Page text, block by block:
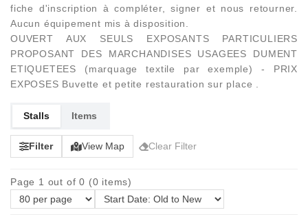
fiche d'inscription à compléter, signer et nous retourner.
Aucun équipement mis à disposition.
OUVERT AUX SEULS EXPOSANTS PARTICULIERS
PROPOSANT DES MARCHANDISES USAGEES DUMENT
ETIQUETEES (marquage textile par exemple) - PRIX
EXPOSES Buvette et petite restauration sur place .
Stalls Items
Filter View Map Clear Filter
Page 1 out of 0 (0 items)